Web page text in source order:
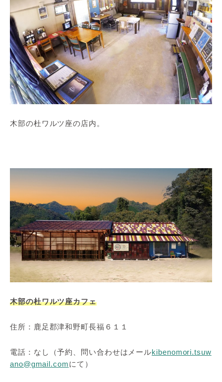
木部の杜ワルツ座の店内。
木部の杜ワルツ座カフェ
住所：鹿足郡津和野町長福６１１
電話：なし（予約、問い合わせはメールkibenomori.tsuw
ano@gmail.comにて）